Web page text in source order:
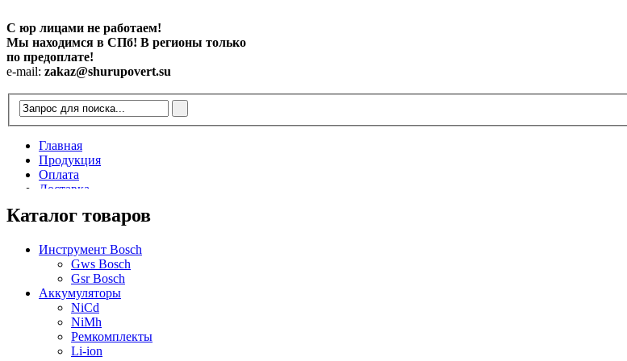
С юр лицами не работаем!
Мы находимся в СПб! В регионы только
по предоплате!
e-mail: zakaz@shurupovert.su
Главная
Продукция
Оплата
Доставка
Статьи
Каталог товаров
Инструмент Bosch
Gws Bosch
Gsr Bosch
Аккумуляторы
NiCd
NiMh
Ремкомплекты
Li-ion